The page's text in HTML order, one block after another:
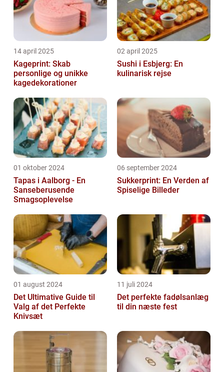
14 april 2025
Kageprint: Skab
personlige og unikke
kagedekorationer
02 april 2025
Sushi i Esbjerg: En
kulinarisk rejse
01 oktober 2024
Tapas i Aalborg - En
Sanseberusende
Smagsoplevelse
06 september 2024
Sukkerprint: En Verden af
Spiselige Billeder
01 august 2024
Det Ultimative Guide til
Valg af det Perfekte
Knivsæt
11 juli 2024
Det perfekte fadølsanlæg
til din næste fest